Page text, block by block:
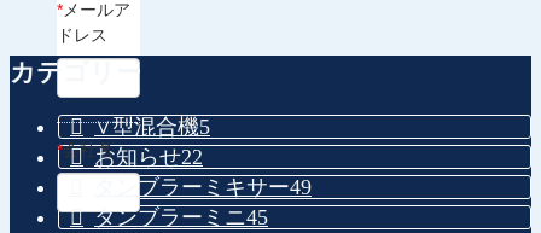
*メールア
ドレス
*会社名
カテゴリー
∨型混合機5
お知らせ22
タンブラーミキサー49
タンブラーミニ45